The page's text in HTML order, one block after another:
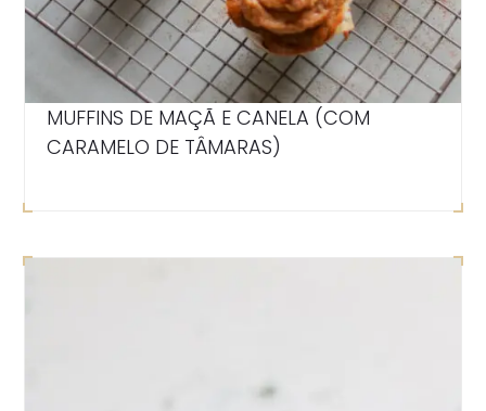
MUFFINS DE MAÇÃ E CANELA (COM
CARAMELO DE TÂMARAS)